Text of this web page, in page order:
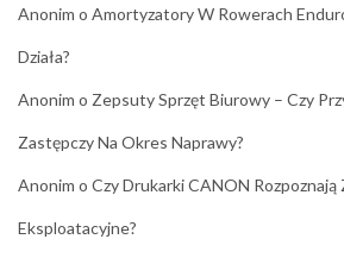
Anonim o Amortyzatory W Rowerach
Działa?
Anonim o Zepsuty Sprzęt Biurowy – Czy
Zastępczy Na Okres Naprawy?
Anonim o Czy Drukarki CANON Rozpoznają
Eksploatacyjne?